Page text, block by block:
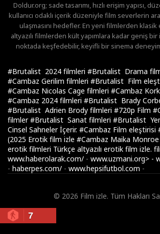
Doldur.org; sade tasarımı, hızlı erişim yapısı,
kullanıcı odaklı içerik düzeniyle film severlerin
ulaşmasını hedefler. En yeni filmlerden
altyazılı filmlerden kült yapımlara kadar geniş bir
noktada keşfedebilir, keyifli bir sinema
#Brutalist 2024 filmleri #Brutalist Drama
#Cambaz Gerilim filmleri #Brutalist Film
#Cambaz Nicolas Cage filmleri #Cambaz
#Cambaz 2024 filmleri #Brutalist Brady
#Brutalist Adrien Brody filmleri #720p Film
filmler#Brutalist Sanat filmleri #Brutalist
Cinsel Sahneler İçerir. #Cambaz Film eleştirisi
(2025 Erotik film izle #Cambaz Maika
erotik filmleri Türkçe altyazılı erotik film izle.
www.haberolarak.com/ - www.uzmani.org> -
- haberpes.com/ - www.hepsifutbol.com -
© 2026 Film izle. Tüm Hakları
7